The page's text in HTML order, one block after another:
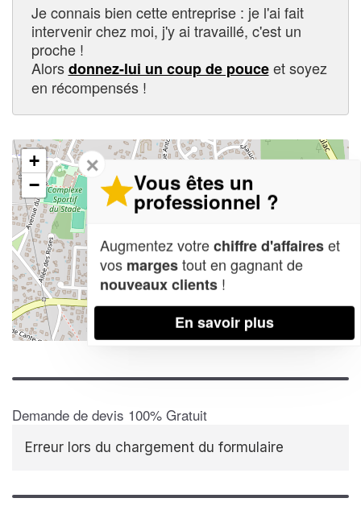
Je connais bien cette entreprise : je l'ai fait
intervenir chez moi, j'y ai travaillé, c'est un
proche !
Alorsdonnez-lui un coup de pouceet soyez
en récompensés !
+
−
OpenStreetMap contributors,
Demande de devis 100% Gratuit
Erreur lors du chargement du formulaire
✕
Vous êtes un
professionnel ?
Augmentez votrechiffre d'affaireset
vos margestout en gagnant de
nouveaux clients !
En savoir plus